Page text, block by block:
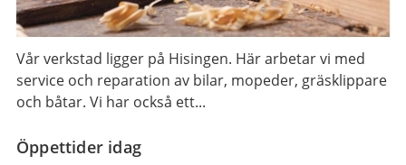
Vår verkstad ligger på Hisingen. Här arbetar vi med
service och reparation av bilar, mopeder, gräsklippare
och båtar. Vi har också ett...
Öppettider idag